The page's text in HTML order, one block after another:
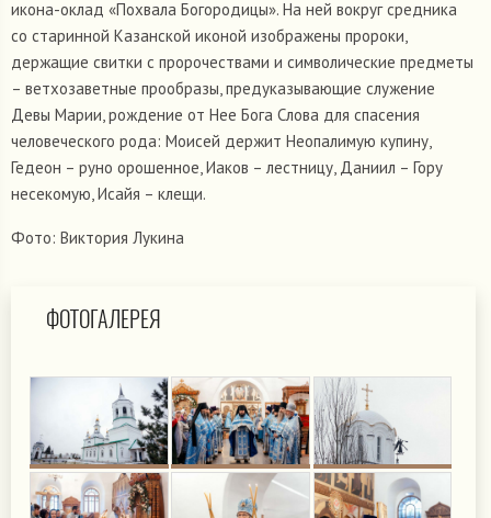
икона-оклад «Похвала Богородицы». На ней вокруг средника
со старинной Казанской иконой изображены пророки,
держащие свитки с пророчествами и символические предметы
– ветхозаветные прообразы, предуказывающие служение
Девы Марии, рождение от Нее Бога Слова для спасения
человеческого рода: Моисей держит Неопалимую купину,
Гедеон – руно орошенное, Иаков – лестницу, Даниил – Гору
несекомую, Исайя – клещи.
Фото: Виктория Лукина
ФОТОГАЛЕРЕЯ